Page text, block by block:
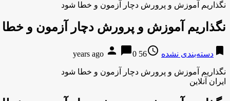
نگذاریم آموزش و پرورش دچار آزمون و خطا شود
نگذاریم آموزش و پرورش دچار آزمون و
bookmark دسته‌بندی نشده access_time
56 years ago
person chat_bubble0
نگذاریم آموزش و پرورش دچار آزمون و خطا شود
ایران آنلاین